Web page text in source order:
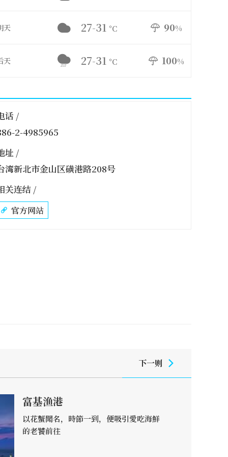
天 27-31 °C 90%
天 27-31 °C 100%
话 /
2-4985965
址 /
湾新北市金山区磺港路208号
关连结 /
官方网站
下一则
富基渔港
以花蟹聞名，時節一到，便吸引愛吃海鮮
的老饕前往